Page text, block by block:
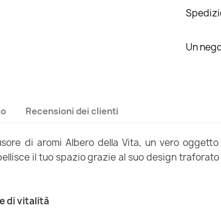
Un
Recensioni dei clienti
di aromi Albero della Vita, un vero
il tuo spazio grazie al suo design
di vitalità